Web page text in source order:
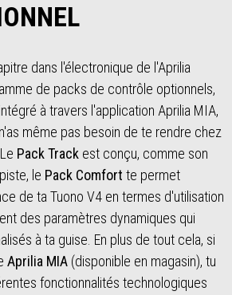
dans l'électronique de l'Aprilia
de packs de contrôle optionnels,
à travers l'application Aprilia MIA,
même pas besoin de te rendre chez
Pack Track est conçu, comme son
le Pack Comfort te permet
de ta Tuono V4 en termes d'utilisation
des paramètres dynamiques qui
à ta guise. En plus de tout cela, si
Aprilia MIA (disponible en magasin), tu
fonctionnalités technologiques